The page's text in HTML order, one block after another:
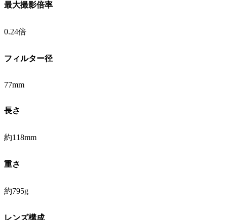
最大撮影倍率
0.24倍
フィルター径
77mm
長さ
約118mm
重さ
約795g
レンズ構成